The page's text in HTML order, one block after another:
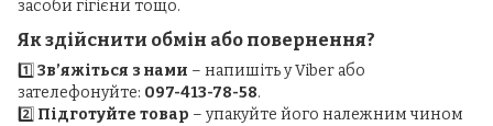
засоби гігієни тощо.
Як здійснити обмін або повернення?
1️⃣ Зв’яжіться з нами – напишіть у Viber або
зателефонуйте: 097-413-78-58.
2️⃣ Підготуйте товар – упакуйте його належним чином